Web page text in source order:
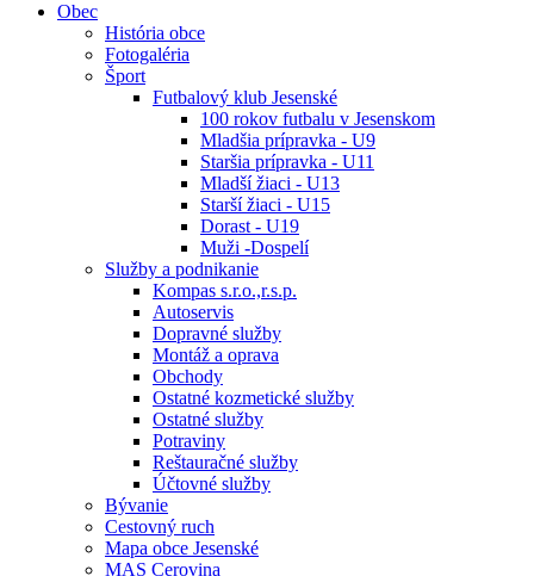
Obec
História obce
Fotogaléria
Šport
Futbalový klub Jesenské
100 rokov futbalu v Jesenskom
Mladšia prípravka - U9
Staršia prípravka - U11
Mladší žiaci - U13
Starší žiaci - U15
Dorast - U19
Muži -Dospelí
Služby a podnikanie
Kompas s.r.o.,r.s.p.
Autoservis
Dopravné služby
Montáž a oprava
Obchody
Ostatné kozmetické služby
Ostatné služby
Potraviny
Reštauračné služby
Účtovné služby
Bývanie
Cestovný ruch
Mapa obce Jesenské
MAS Cerovina